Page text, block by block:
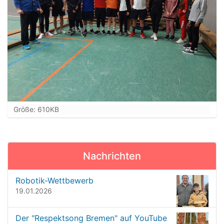
Z
e
i
d
n
v
Größe: 610KB
Nachrichten
Robotik-Wettbewerb
19.01.2026
Der "Respektsong Bremen" auf YouTube